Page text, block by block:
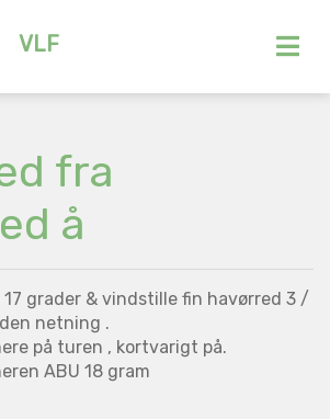
VLF
fra
å
grader & vindstille fin havørred 3 /
netning .
på turen , kortvarigt på.
ABU 18 gram